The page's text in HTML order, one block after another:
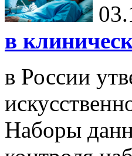
в
в России
Наборы